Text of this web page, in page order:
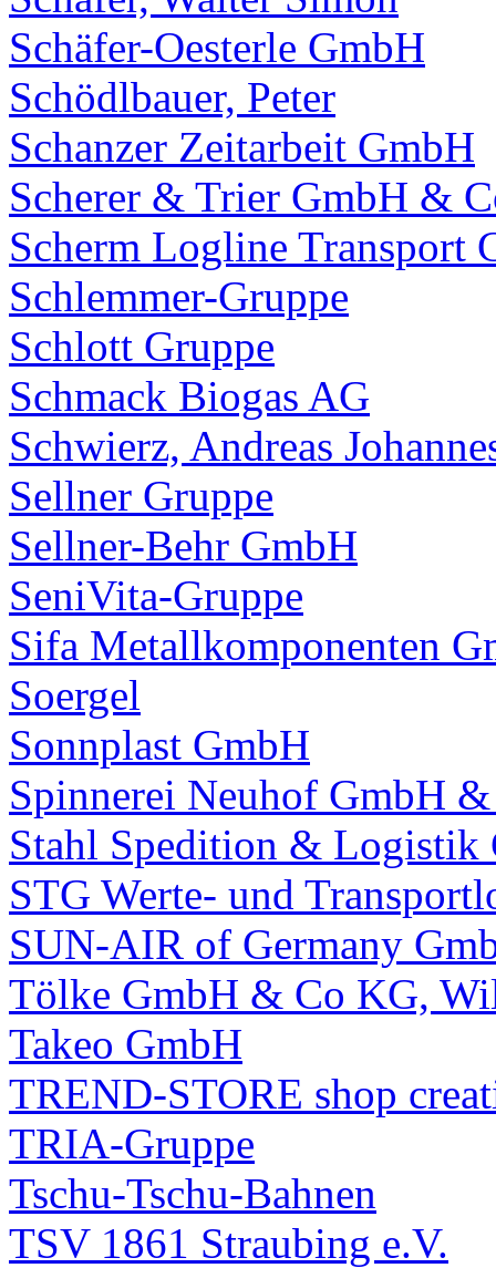
Schäfer-Oesterle GmbH
Schödlbauer, Peter
Schanzer Zeitarbeit GmbH
Scherer & Trier GmbH &
Scherm Logline Transport
Schlemmer-Gruppe
Schlott Gruppe
Schmack Biogas AG
Schwierz, Andreas
Sellner Gruppe
Sellner-Behr GmbH
SeniVita-Gruppe
Sifa Metallkomponenten
Soergel
Sonnplast GmbH
Spinnerei Neuhof GmbH
Stahl Spedition & Logistik
STG Werte- und
SUN-AIR of Germany
Tölke GmbH & Co KG,
Takeo GmbH
TREND-STORE shop
TRIA-Gruppe
Tschu-Tschu-Bahnen
TSV 1861 Straubing e.V.